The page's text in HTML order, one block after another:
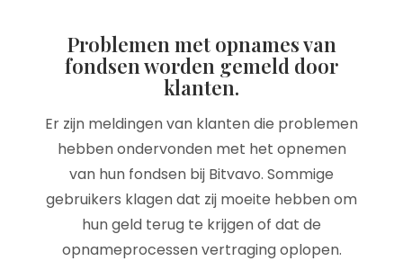
Problemen met opnames van
fondsen worden gemeld door
klanten.
Er zijn meldingen van klanten die problemen
hebben ondervonden met het opnemen
van hun fondsen bij Bitvavo. Sommige
gebruikers klagen dat zij moeite hebben om
hun geld terug te krijgen of dat de
opnameprocessen vertraging oplopen.